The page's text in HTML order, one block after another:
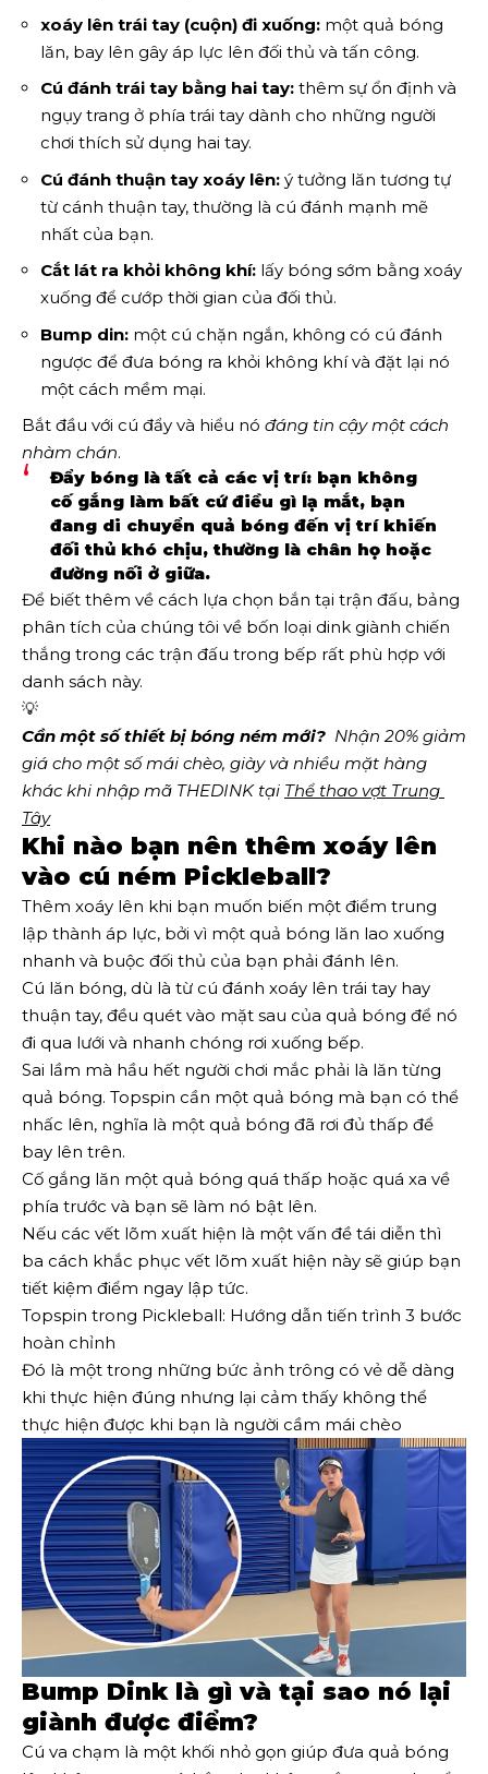
xoáy lên trái tay (cuộn) đi xuống: một quả bóng
lăn, bay lên gây áp lực lên đối thủ và tấn công.
Cú đánh trái tay bằng hai tay: thêm sự ổn định và
ngụy trang ở phía trái tay dành cho những người
chơi thích sử dụng hai tay.
Cú đánh thuận tay xoáy lên: ý tưởng lăn tương tự
từ cánh thuận tay, thường là cú đánh mạnh mẽ
nhất của bạn.
Cắt lát ra khỏi không khí: lấy bóng sớm bằng xoáy
xuống để cướp thời gian của đối thủ.
Bump din: một cú chặn ngắn, không có cú đánh
ngược để đưa bóng ra khỏi không khí và đặt lại nó
một cách mềm mại.
Bắt đầu với cú đẩy và hiểu nó đáng tin cậy một cách
nhàm chán.
Đẩy bóng là tất cả các vị trí: bạn không
cố gắng làm bất cứ điều gì lạ mắt, bạn
đang di chuyển quả bóng đến vị trí khiến
đối thủ khó chịu, thường là chân họ hoặc
đường nối ở giữa.
Để biết thêm về cách lựa chọn bắn tại trận đấu, bảng
phân tích của chúng tôi về bốn loại dink giành chiến
thắng trong các trận đấu trong bếp rất phù hợp với
danh sách này.
💡
Cần một số thiết bị bóng ném mới?
  Nhận 20% giảm
giá cho một số mái chèo, giày và nhiều mặt hàng
khác khi nhập mã THEDINK tại Thể thao vợt Trung
Tây
Khi nào bạn nên thêm xoáy lên
vào cú ném Pickleball?
Thêm xoáy lên khi bạn muốn biến một điểm trung
lập thành áp lực, bởi vì một quả bóng lăn lao xuống
nhanh và buộc đối thủ của bạn phải đánh lên.
Cú lăn bóng, dù là từ cú đánh xoáy lên trái tay hay
thuận tay, đều quét vào mặt sau của quả bóng để nó
đi qua lưới và nhanh chóng rơi xuống bếp.
Sai lầm mà hầu hết người chơi mắc phải là lăn từng
quả bóng. Topspin cần một quả bóng mà bạn có thể
nhấc lên, nghĩa là một quả bóng đã rơi đủ thấp để
bay lên trên.
Cố gắng lăn một quả bóng quá thấp hoặc quá xa về
phía trước và bạn sẽ làm nó bật lên.
Nếu các vết lõm xuất hiện là một vấn đề tái diễn thì
ba cách khắc phục vết lõm xuất hiện này sẽ giúp bạn
tiết kiệm điểm ngay lập tức.
Topspin trong Pickleball: Hướng dẫn tiến trình 3 bước
hoàn chỉnh
Đó là một trong những bức ảnh trông có vẻ dễ dàng
khi thực hiện đúng nhưng lại cảm thấy không thể
thực hiện được khi bạn là người cầm mái chèo
Bump Dink là gì và tại sao nó lại
giành được điểm?
Cú va chạm là một khối nhỏ gọn giúp đưa quả bóng